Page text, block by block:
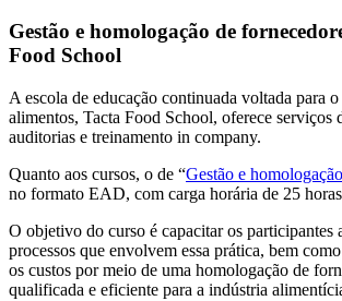
Gestão e homologação de
Food School
A escola de educação continuada voltada para
alimentos, Tacta Food School, oferece serviços
auditorias e treinamento in company.
Quanto aos cursos, o de “Gestão e
no formato EAD, com carga horária de 25
O objetivo do curso é capacitar os participantes
processos que envolvem essa prática, bem
os custos por meio de uma homologação de
qualificada e eficiente para a indústria